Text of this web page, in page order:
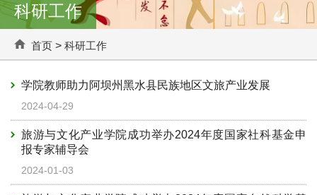
科研工作
首页 > 科研工作
学院教师助力阿坝州黑水县民族地区文旅产业发展
2024-04-29
旅游与文化产业学院成功举办2024年度国家社科基金申
报专家辅导会
2024-01-03